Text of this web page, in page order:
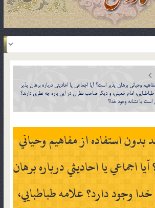
وحياني برهان پذير است؟ آيا اجماعي يا احاديثي درباره برهان پذير
امام خميني، و ديگر صاحب نظران در اين باره چه نظري دارند؟
است يا نشانه وجود خدا؟
بدون استفاده از مفاهيم وحياني
اجماعي يا احاديثي درباره برهان
وجود دارد؟ علامه طباطبايي،